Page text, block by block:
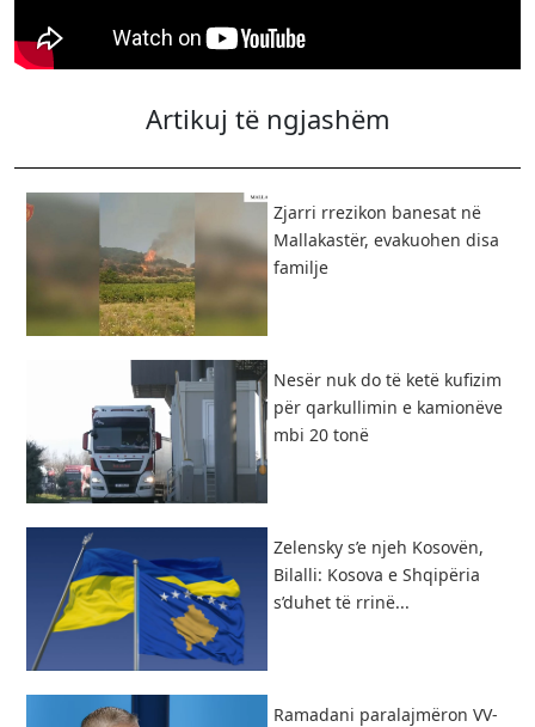
Artikuj të ngjashëm
Zjarri rrezikon banesat në
Mallakastër, evakuohen disa
familje
Nesër nuk do të ketë kufizim
për qarkullimin e kamionëve
mbi 20 tonë
Zelensky s’e njeh Kosovën,
Bilalli: Kosova e Shqipëria
s’duhet të rrinë...
Ramadani paralajmëron VV-